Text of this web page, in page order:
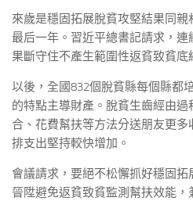
來歲是穩固拓展脫貧攻堅結果同
最后一年。習近平總書記請求，連
果斷守住不產生範圍性返貧致貧底
以後，全國832個脫貧縣每個縣都
的特點主導財產。脫貧生齒經由
合、花費幫扶等方法分送朋友更
排支出堅持較快增加。
會議請求，要絕不松懈抓好穩固拓
晉陞避免返貧致貧監測幫扶效能